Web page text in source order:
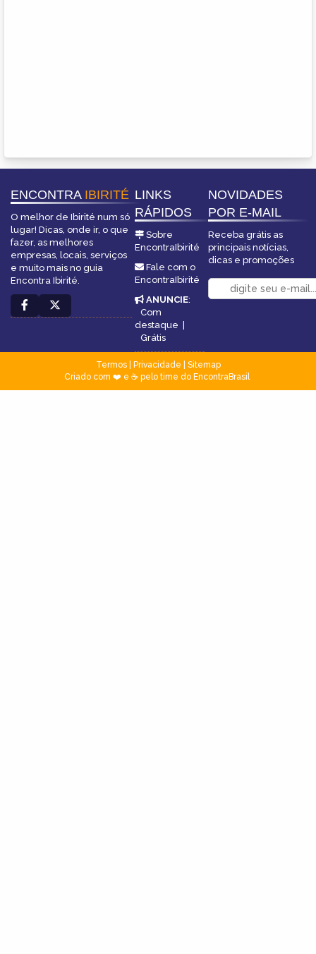
ENCONTRA IBIRITÉ
O melhor de Ibirité num só
lugar! Dicas, onde ir, o que
fazer, as melhores
empresas, locais, serviços
e muito mais no guia
Encontra Ibirité.
LINKS
RÁPIDOS
Sobre
EncontraIbirité
Fale com o
EncontraIbirité
ANUNCIE:
Com
destaque |
Grátis
NOVIDADES
POR E-MAIL
Receba grátis as
principais notícias,
dicas e promoções
Termos| Privacidade
Sitemap
Criado com ❤️ e ☕ pelo time do EncontraBrasil